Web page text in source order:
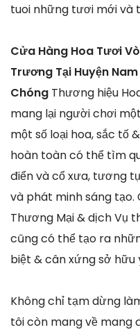
tuoi những tươi mới và
Cửa Hàng Hoa Tươi
Trương Tại Huyện
Chóng Thương hiệu
mang lại người chơi
một số loại hoa, sắc tố
hoàn toàn có thể tìm
điển và cổ xưa, tương
và phát minh sáng
Thương Mại & dịch Vụ
cũng có thể tạo ra
biệt & cân xứng sở
Không chỉ tạm dừng
tôi còn mang về mang